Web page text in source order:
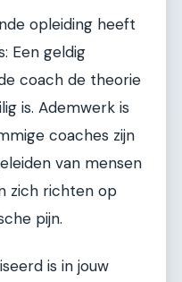
opleiding heeft
Een geldig
coach de theorie
is. Ademwerk is
coaches zijn
van mensen
zich richten op
pijn.
is in jouw